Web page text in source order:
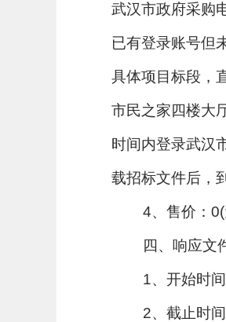
武汉市政府采购
已有登录账号但
具体项目标段，
市民之家四楼大
时间内登录武汉
载招标文件后，
4、售价：
四、响应文
1、开始时
2、截止时